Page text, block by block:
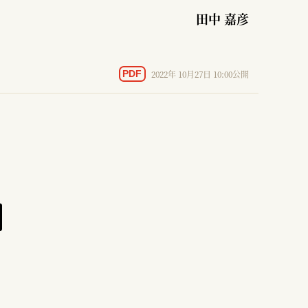
田中 嘉彦
PDF 2022年 10月27日 10:00公開